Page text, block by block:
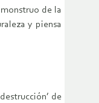
de la
y piensa
de